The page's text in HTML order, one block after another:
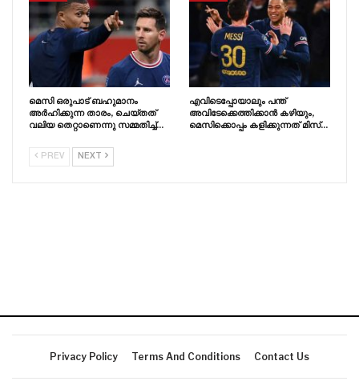
മെസി ഒരുപാട് ബഹുമാനം
അർഹിക്കുന്ന താരം, ചെയ്‌തത്‌
വലിയ തെറ്റാണെന്നു സമ്മതിച്ച്…
എവിടെപ്പോയാലും പന്ത്
അവിടേക്കെത്തിക്കാൻ കഴിയും,
മെസിക്കൊപ്പം കളിക്കുന്നത് മിസ്…
PREV NEXT
Privacy Policy Terms And Conditions Contact Us